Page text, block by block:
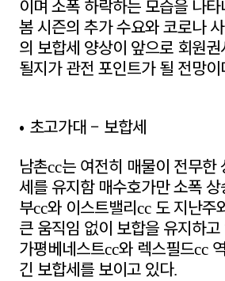
이며 소폭 하락하는 모습을 나
봄 시즌의 추가 수요와 코로나
의 보합세 양상이 앞으로 회원
될지가 관전 포인트가 될 전망이
• 초고가대 – 보합세
남촌cc는 여전히 매물이 전무한
세를 유지함 매수호가만 소폭
부cc와 이스트밸리cc 도 지난주
큰 움직임 없이 보합을 유지하
가평베네스트cc와 렉스필드cc
긴 보합세를 보이고 있다.